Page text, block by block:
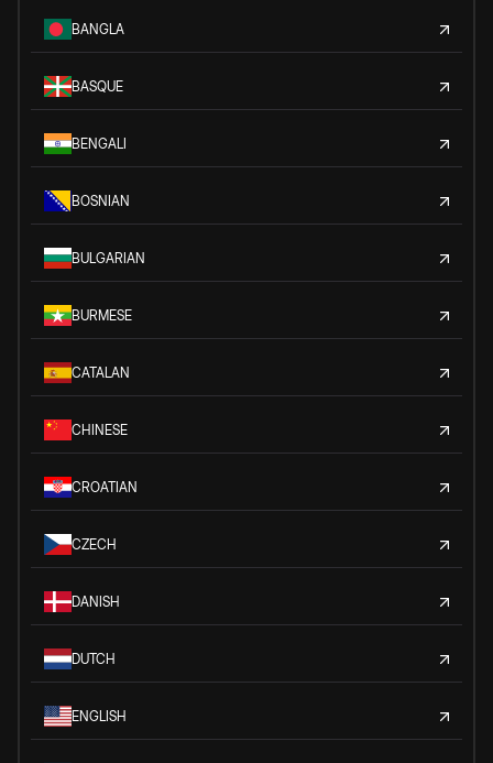
BANGLA
BASQUE
BENGALI
BOSNIAN
BULGARIAN
BURMESE
CATALAN
CHINESE
CROATIAN
CZECH
DANISH
DUTCH
ENGLISH